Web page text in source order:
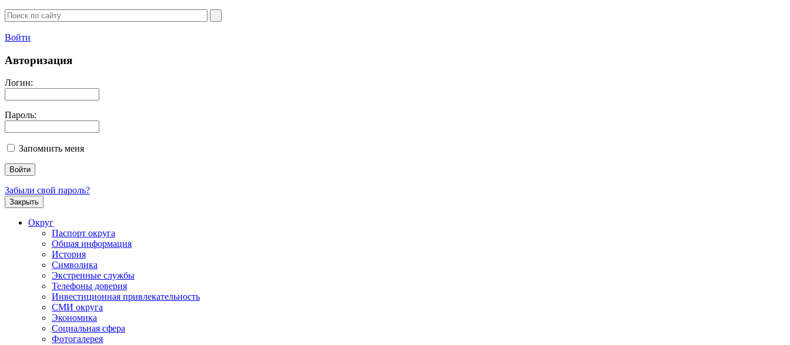
Войти
Авторизация
Логин:
Пароль:
Запомнить меня
Забыли свой пароль?
Закрыть
Округ
Паспорт округа
Общая информация
История
Символика
Экстренные службы
Телефоны доверия
Инвестиционная привлекательность
СМИ округа
Экономика
Социальная сфера
Фотогалерея